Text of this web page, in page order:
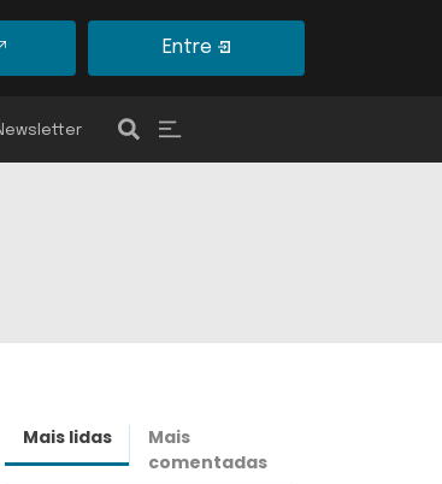
Entre
Mais lidas
Mais
comentadas